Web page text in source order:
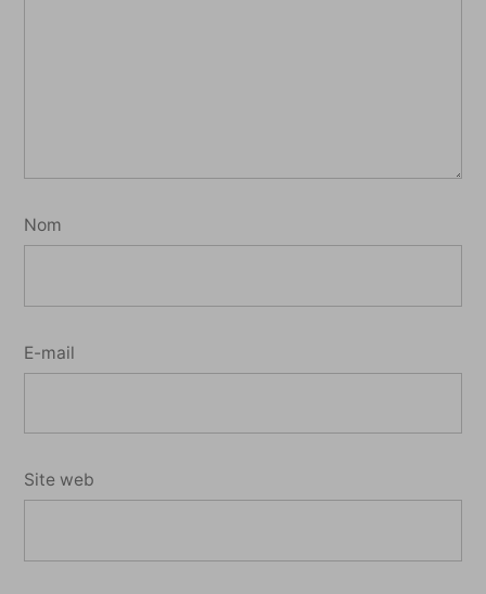
Nom
E-mail
Site web